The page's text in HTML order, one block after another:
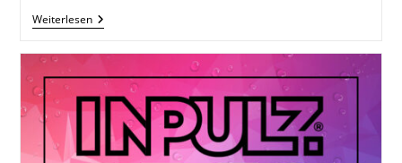
WeiterlesenWas
Für
Beim
39.
Bergstadtfest
Freiberg!